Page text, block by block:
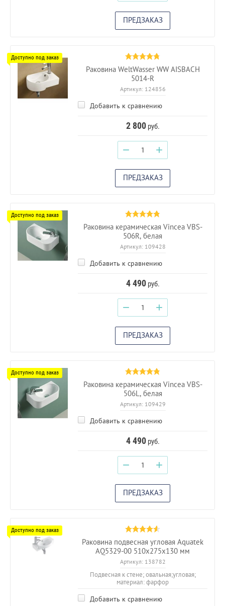
ПРЕДЗАКАЗ
Раковина WeltWasser WW AISBACH
5014-R
Артикул:124856
Добавить к сравнению
2 800руб.
− +
ПРЕДЗАКАЗ
Раковина керамическая Vincea VBS-
506R, белая
Артикул:109428
Добавить к сравнению
4 490руб.
− +
ПРЕДЗАКАЗ
Раковина керамическая Vincea VBS-
506L, белая
Артикул:109429
Добавить к сравнению
4 490руб.
− +
ПРЕДЗАКАЗ
Раковина подвесная угловая Aquatek
AQ5329-00 510х275х130 мм
Артикул:138782
Подвесная к стене; овальная;угловая;
материал: фарфор
Добавить к сравнению